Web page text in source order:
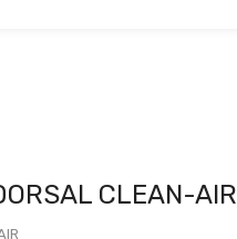
CLEAN-AIR